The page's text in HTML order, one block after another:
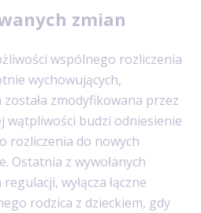
zmian
wspólnego rozliczenia
wychowujących,
zmodyfikowana przez
wątpliwości budzi odniesienie
rozliczenia do nowych
Ostatnia z wywołanych
wyłącza łączne
rodzica z dzieckiem, gdy